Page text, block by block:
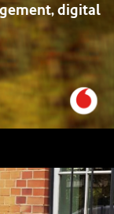
digital